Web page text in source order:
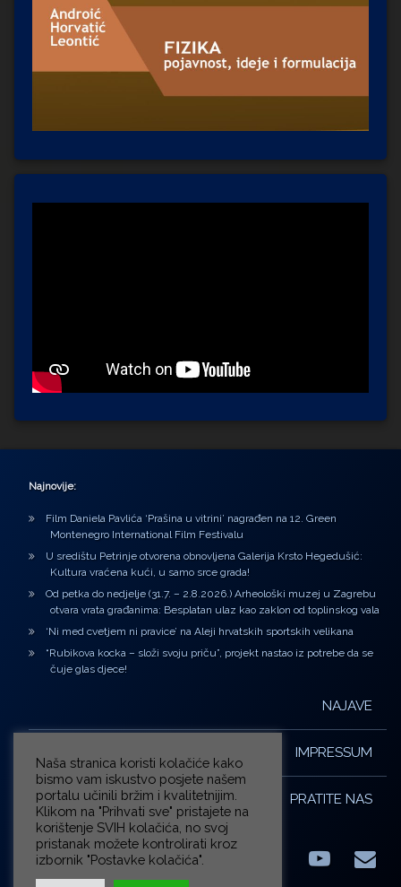
Najnovije:
Film Daniela Pavlića ‘Prašina u vitrini’ nagrađen na 12. Green
Montenegro International Film Festivalu
U središtu Petrinje otvorena obnovljena Galerija Krsto Hegedušić:
Kultura vraćena kući, u samo srce grada!
Od petka do nedjelje (31.7. – 2.8.2026.) Arheološki muzej u Zagrebu
otvara vrata građanima: Besplatan ulaz kao zaklon od toplinskog vala
‘Ni med cvetjem ni pravice’ na Aleji hrvatskih sportskih velikana
“Rubikova kocka – složi svoju priču”, projekt nastao iz potrebe da se
čuje glas djece!
NAJAVE
IMPRESSUM
PRATITE NAS
FacebookLinkedIn E-
Naša stranica koristi kolačiće kako
bismo vam iskustvo posjete našem
portalu učinili bržim i kvalitetnijim.
Klikom na "Prihvati sve" pristajete na
korištenje SVIH kolačića, no svoj
pristanak možete kontrolirati kroz
izbornik "Postavke kolačića".